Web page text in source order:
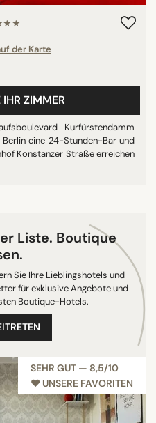
der Karte
ZIMMER
Kurfürstendamm
eine 24-Stunden-Bar und
Konstanzer Straße erreichen
Liste. Boutique
Sie Ihre Lieblingshotels und
für exklusive Angebote und
Boutique-Hotels.
SEHR GUT — 8,5/10
♥︎ UNSERE FAVORITEN